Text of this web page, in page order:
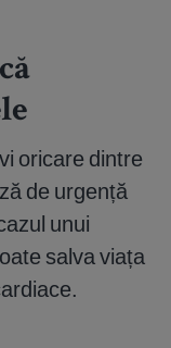
oricare dintre
de urgență
unui
salva viața